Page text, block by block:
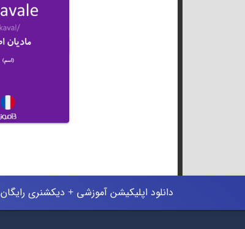
دانلود اپلیکیشن آموزشی + دیکشنری رایگان